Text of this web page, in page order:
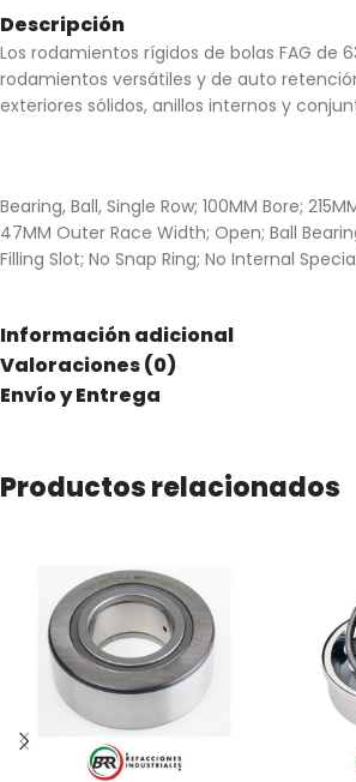
Descripción
Los rodamientos rígidos de bolas FAG de
rodamientos versátiles y de auto
exteriores sólidos, anillos internos y
Bearing, Ball, Single Row; 100MM Bore;
47MM Outer Race Width; Open; Ball
Filling Slot; No Snap Ring; No Internal
Información adicional
Valoraciones (0)
Envío y Entrega
Productos relacionados